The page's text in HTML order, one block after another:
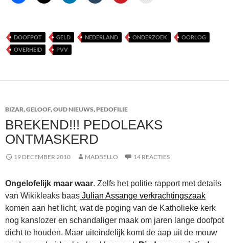
DOOFPOT GELD NEDERLAND ONDERZOEK
OORLOG
OVERHEID
PVV
BIZAR,GELOOF,OUD NIEUWS,PEDOFILIE
BREKEND!!! PEDOLEAKS
ONTMASKERD
19 DECEMBER 2010 MADBELLO 14 REACTIES
Ongelofelijk maar waar. Zelfs het politie rapport met details
van Wikikleaks baas Julian Assange verkrachtingszaak
komen aan het licht, wat de poging van de Katholieke kerk
nog kanslozer en schandaliger maak om jaren lange doofpot
dicht te houden. Maar uiteindelijk komt de aap uit de mouw